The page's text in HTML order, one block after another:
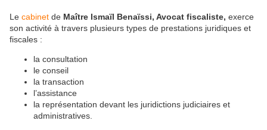
Le cabinet de Maître Ismaïl Benaïssi, Avocat fiscaliste, exerce
son activité à travers plusieurs types de prestations juridiques et
fiscales :
la consultation
le conseil
la transaction
l’assistance
la représentation devant les juridictions judiciaires et
administratives.